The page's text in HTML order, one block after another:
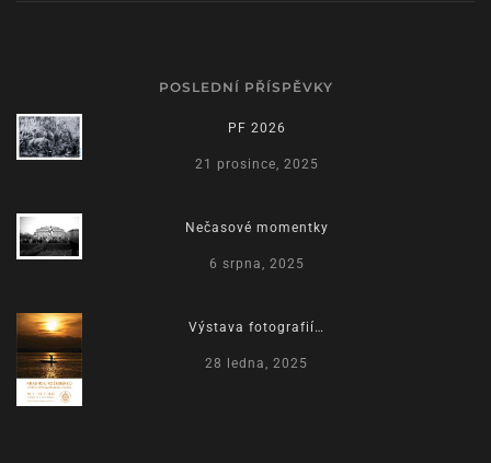
POSLEDNÍ PŘÍSPĚVKY
PF 2026
21 prosince, 2025
Nečasové momentky
6 srpna, 2025
Výstava fotografií…
28 ledna, 2025